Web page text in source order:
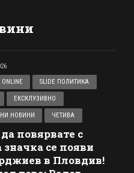
ONLINE
SLIDE ПОЛИТИКА
ЕКСКЛУЗИВНО
НОВИНИ ЧЕТИВА
повярвате с
значка се появи
в Пловдив!